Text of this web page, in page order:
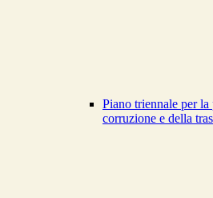
Piano triennale per
corruzione e della